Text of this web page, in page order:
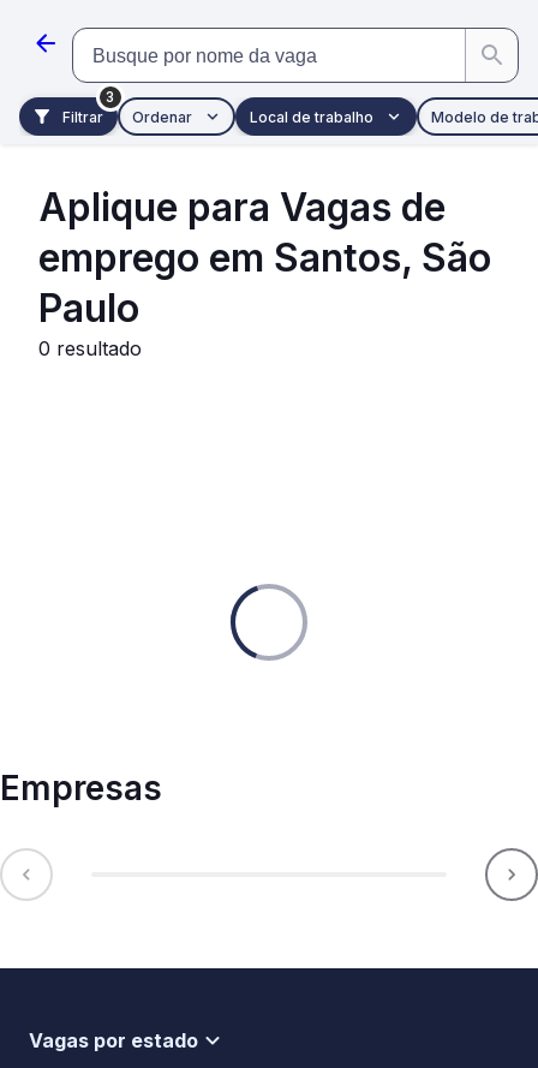
Pular para o conteúdo principal
Busque por nome da vaga
Filtrar
3
Ordenar Local de trabalho Modelo de
Aplique para Vagas de
emprego em Santos, São
Paulo
0 resultado
Empresas
Vagas por estado